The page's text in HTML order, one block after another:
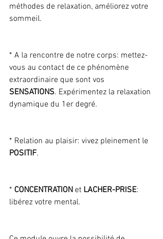
méthodes de relaxation, améliorez votre
sommeil.
* A la rencontre de notre corps: mettez-
vous au contact de ce phénomène
extraordinaire que sont vos
SENSATIONS. Expérimentez la relaxation
dynamique du 1er degré.
* Relation au plaisir: vivez pleinement le
POSITIF.
* CONCENTRATION et LACHER-PRISE:
libérez votre mental.